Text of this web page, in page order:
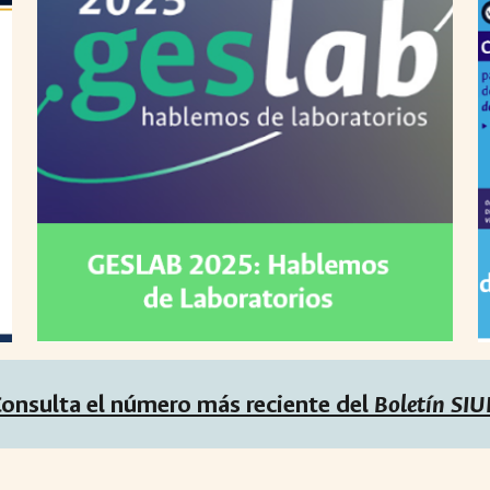
el número más reciente del Boletín